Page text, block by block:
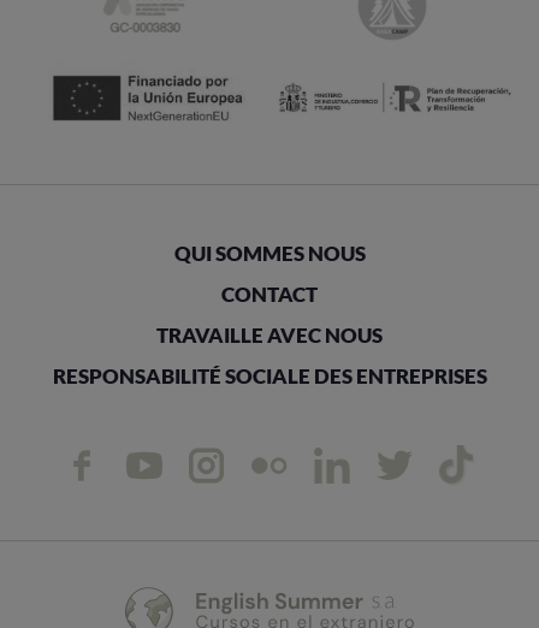
QUI SOMMES NOUS
CONTACT
TRAVAILLE AVEC NOUS
RESPONSABILITÉ SOCIALE DES ENTREPRISES